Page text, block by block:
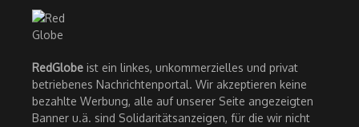
RedGlobe ist ein linkes, unkommerzielles und privat
betriebenes Nachrichtenportal. Wir akzeptieren keine
bezahlte Werbung, alle auf unserer Seite angezeigten
Banner u.ä. sind Solidaritätsanzeigen, für die wir nicht